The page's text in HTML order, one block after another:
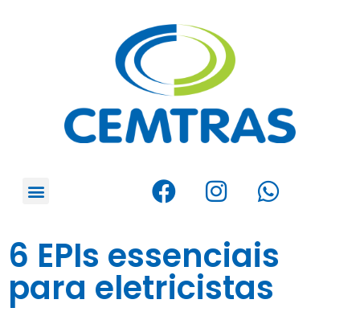
6 EPIs essenciais
para eletricistas